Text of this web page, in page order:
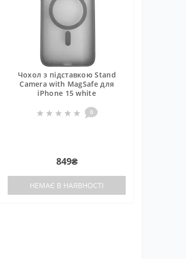
Чохол з підставкою Stand
Camera with MagSafe для
iPhone 15 white
0
849₴
НЕМАЄ В НАЯВНОСТІ